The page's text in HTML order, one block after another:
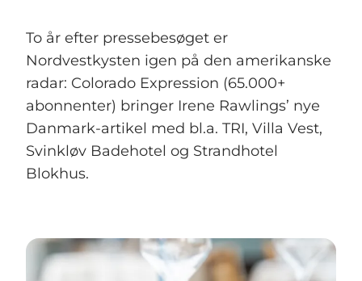
To år efter pressebesøget er
Nordvestkysten igen på den amerikanske
radar: Colorado Expression (65.000+
abonnenter) bringer Irene Rawlings’ nye
Danmark-artikel med bl.a. TRI, Villa Vest,
Svinkløv Badehotel og Strandhotel
Blokhus.